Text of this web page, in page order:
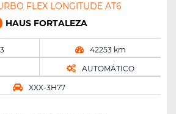
FLEX LONGITUDE AT6
HAUS FORTALEZA
42253 km
AUTOMÁTICO
XXX-3H77